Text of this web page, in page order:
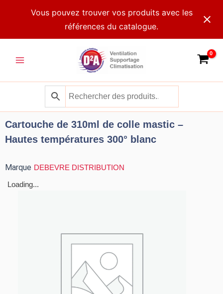
Vous pouvez trouver vos produits avec les
références du catalogue.
Menu
Cartouche de 310ml de colle mastic –
Hautes températures 300° blanc
Marque DEBEVRE DISTRIBUTION
Loading...